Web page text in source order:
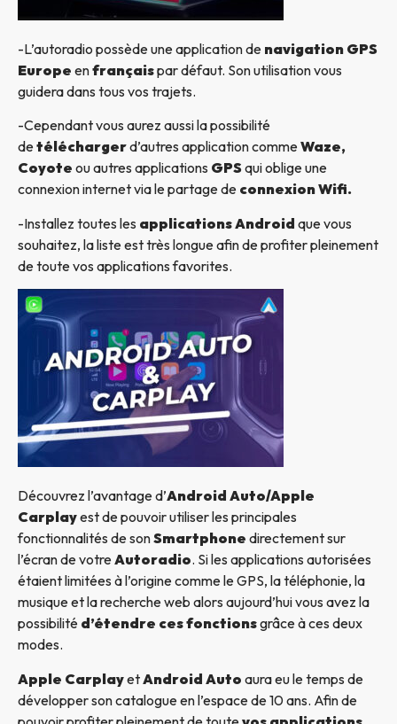
-L’autoradio possède une application de navigation GPS
Europe enfrançaispar défaut. Son utilisation vous
guidera dans tous vos trajets.
-Cependant vous aurez aussi la possibilité
detéléchargerd’autres application commeWaze,
Coyote ou autres applications GPSqui oblige une
connexion internet via le partage de connexion Wifi.
-Installez toutes les applications Android que vous
souhaitez, la liste est très longue afin de profiter pleinement
de toute vos applications favorites.
Découvrez l’avantage d’Android Auto/Apple
Carplayest de pouvoir utiliser les principales
fonctionnalités de sonSmartphone directement sur
l’écran de votreAutoradio. Si les applications autorisées
étaient limitées à l’origine comme le GPS, la téléphonie, la
musique et la recherche web alors aujourd’hui vous avez la
possibilité d’étendre ces fonctionsgrâce à ces deux
modes.
Apple CarplayetAndroid Auto aura eu le temps de
développer son catalogue en l’espace de 10 ans. Afin de